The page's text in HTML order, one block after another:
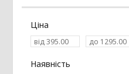
Ціна
Наявність